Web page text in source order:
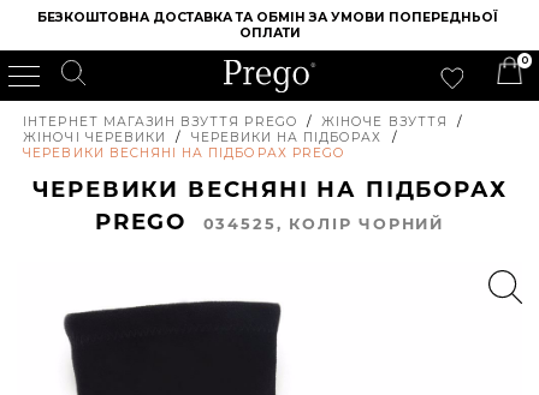
БЕЗКОШТОВНА ДОСТАВКА ТА ОБМІН ЗА УМОВИ ПОПЕРЕДНЬОЇ
ОПЛАТИ
0
ІНТЕРНЕТ МАГАЗИН ВЗУТТЯ PREGO / ЖІНОЧЕ ВЗУТТЯ
/
ЖІНОЧІ ЧЕРЕВИКИ
/ ЧЕРЕВИКИ НА ПІДБОРАХ
/
ЧЕРЕВИКИ ВЕСНЯНІ НА ПІДБОРАХ PREGO
ЧЕРЕВИКИ ВЕСНЯНІ НА ПІДБОРАХ
PREGO
034525, КОЛIР ЧОРНИЙ